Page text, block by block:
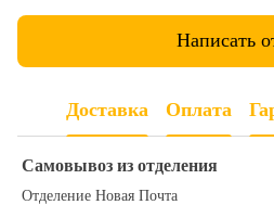
Написать
Доставка Оплата
Самовывоз из отделения
Отделение Новая Почта